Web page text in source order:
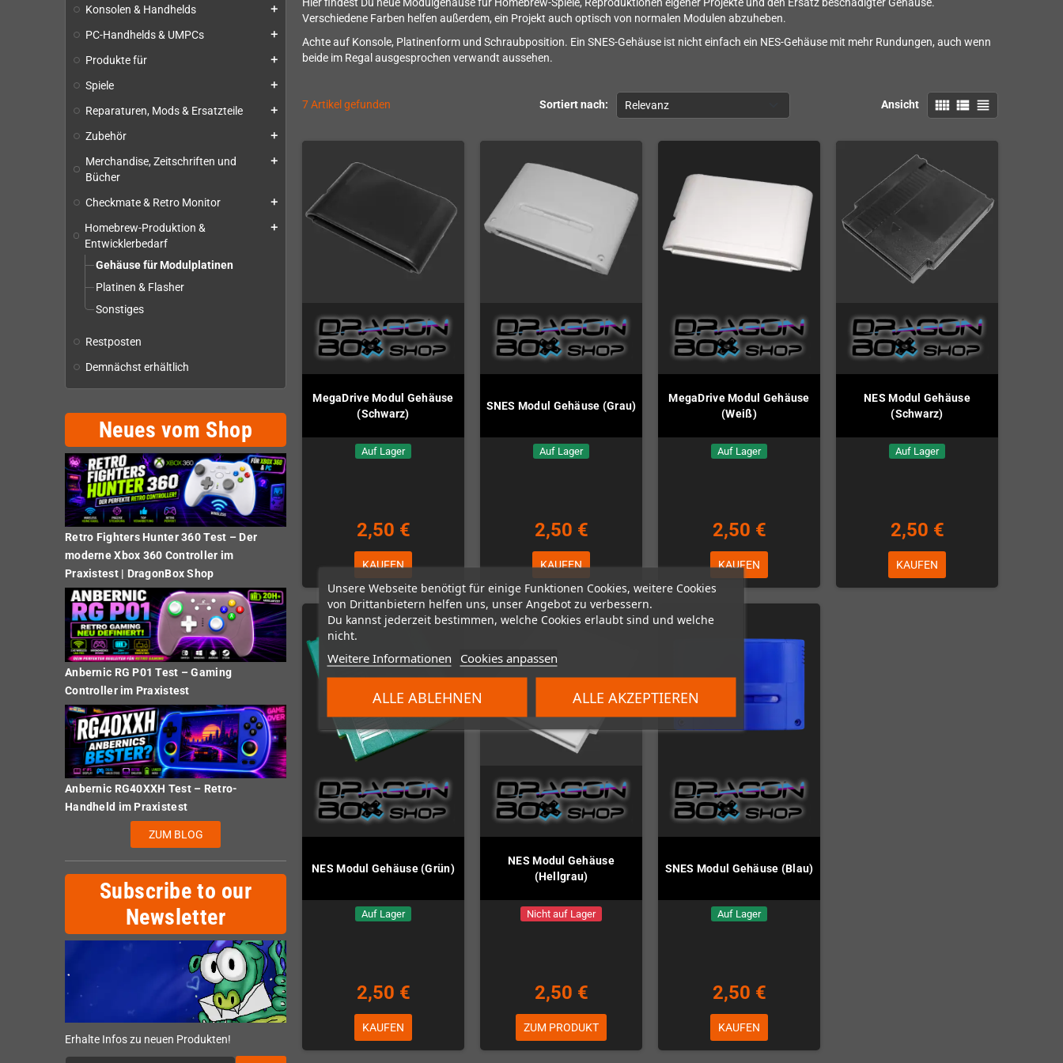
Unsere Webseite benötigt für einige Funktionen Cookies, weitere Cookies
von Drittanbietern helfen uns, unser Angebot zu verbessern.
Du kannst jederzeit bestimmen, welche Cookies erlaubt sind und welche
nicht.
Weitere Informationen Cookies anpassen
ALLE ABLEHNEN ALLE AKZEPTIEREN
Konsolen & Handhelds add
PC-Handhelds & UMPCs add
Produkte für add
Spiele add
Reparaturen, Mods & Ersatzteile add
Zubehör add
Merchandise, Zeitschriften und
Bücher
add
Checkmate & Retro Monitor add
Homebrew-Produktion &
Entwicklerbedarf
add
Gehäuse für Modulplatinen
Platinen & Flasher
Sonstiges
Restposten
Demnächst erhältlich
Neues vom Shop
Retro Fighters Hunter 360 Test – Der
moderne Xbox 360 Controller im
Praxistest | DragonBox Shop
Anbernic RG P01 Test – Gaming
Controller im Praxistest
Anbernic RG40XXH Test – Retro-
Handheld im Praxistest
ZUM BLOG
Subscribe to our
Newsletter
Erhalte Infos zu neuen Produkten!
Hier findest Du neue Modulgehäuse für Homebrew-Spiele, Reproduktionen eigener Projekte und den Ersatz beschädigter Gehäuse.
Verschiedene Farben helfen außerdem, ein Projekt auch optisch von normalen Modulen abzuheben.
Achte auf Konsole, Platinenform und Schraubposition. Ein SNES-Gehäuse ist nicht einfach ein NES-Gehäuse mit mehr Rundungen, auch wenn
beide im Regal ausgesprochen verwandt aussehen.
Sortiert nach: Relevanz Ansicht view_comfy view_list view_headline
7 Artikel gefunden
MegaDrive Modul Gehäuse
(Schwarz)
Auf Lager
2,50 €
KAUFEN
SNES Modul Gehäuse (Grau)
Auf Lager
2,50 €
KAUFEN
MegaDrive Modul Gehäuse
(Weiß)
Auf Lager
2,50 €
KAUFEN
NES Modul Gehäuse
(Schwarz)
Auf Lager
2,50 €
KAUFEN
NES Modul Gehäuse (Grün)
Auf Lager
2,50 €
KAUFEN
NES Modul Gehäuse
(Hellgrau)
Nicht auf Lager
2,50 €
ZUM PRODUKT
SNES Modul Gehäuse (Blau)
Auf Lager
2,50 €
KAUFEN